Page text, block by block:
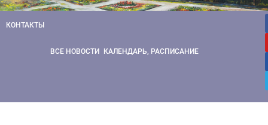
КОНТАКТЫ
ВСЕ НОВОСТИ КАЛЕНДАРЬ, РАСПИСАНИЕ